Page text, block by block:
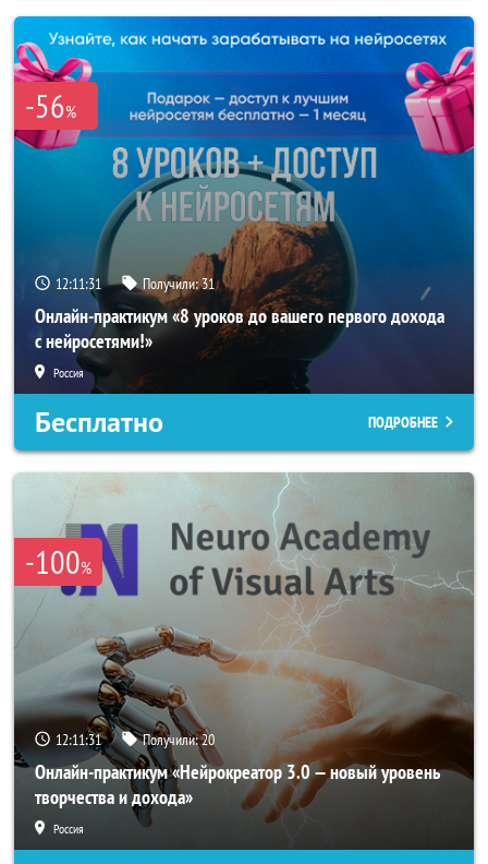
-56%
12:11:29 Получили:31
Онлайн-практикум «8 уроков до вашего первого дохода
с нейросетями!»
Россия
Бесплатно ПОДРОБНЕЕ
-100%
12:11:29 Получили:20
Онлайн-практикум «Нейрокреатор 3.0 — новый уровень
творчества и дохода»
Россия